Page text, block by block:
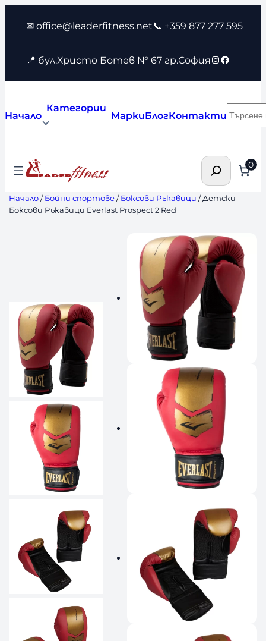
съдържанието
✉ office@leaderfitness.net📞 +359 877 277 595
📍 бул.Христо Ботев № 67 гр.София Instagram
Facebook
Начало
Категории
МаркиБлогКонтакти
Търсене 0
Начало/Бойни спортове/Боксови Ръкавици / Детски
Боксови Ръкавици Everlast Prospect 2 Red